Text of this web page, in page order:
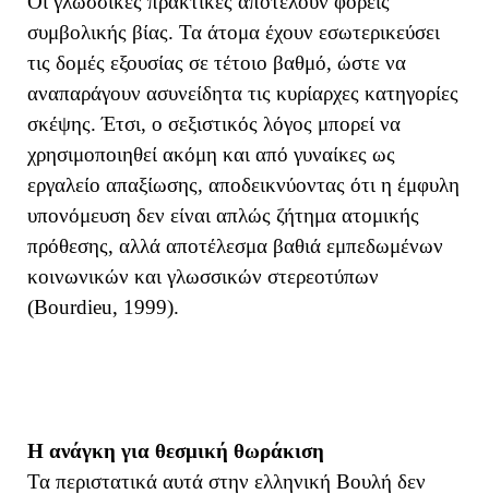
συμβολικής βίας. Τα άτομα έχουν εσωτερικεύσει
τις δομές εξουσίας σε τέτοιο βαθμό, ώστε να
αναπαράγουν ασυνείδητα τις κυρίαρχες κατηγορίες
σκέψης. Έτσι, ο σεξιστικός λόγος μπορεί να
χρησιμοποιηθεί ακόμη και από γυναίκες ως
εργαλείο απαξίωσης, αποδεικνύοντας ότι η έμφυλη
υπονόμευση δεν είναι απλώς ζήτημα ατομικής
πρόθεσης, αλλά αποτέλεσμα βαθιά εμπεδωμένων
κοινωνικών και γλωσσικών στερεοτύπων
(Bourdieu, 1999).
Η ανάγκη για θεσμική θωράκιση
Τα περιστατικά αυτά στην ελληνική Βουλή δεν